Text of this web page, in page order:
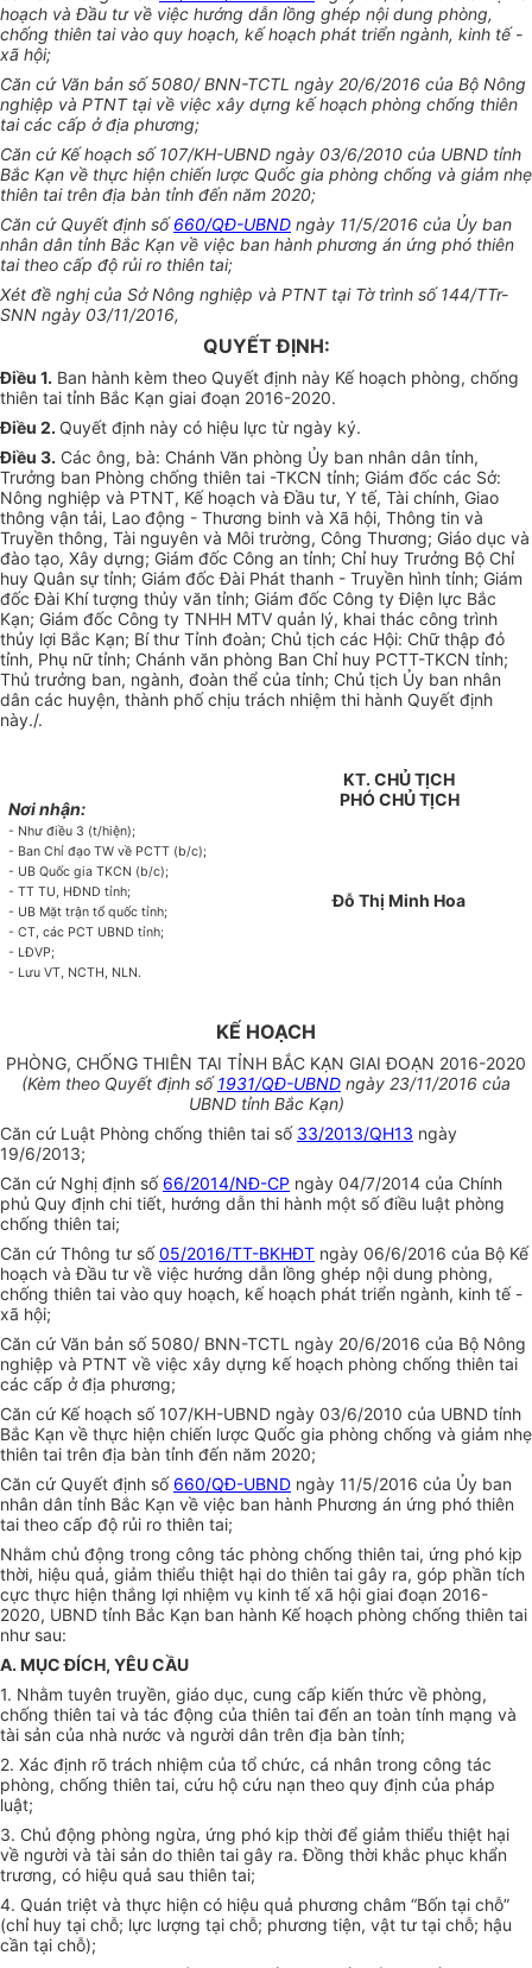
hoạch và Đầu tư về việc hướng dẫn lồng ghép nội dung phòng,
chống thiên tai vào quy hoạch, kế hoạch phát triển ngành, kinh tế -
xã hội;
Căn cứ Văn bản số 5080/ BNN-TCTL ngày 20/6/2016 của Bộ Nông
nghiệp và PTNT tại về việc xây dựng kế hoạch phòng chống thiên
tai các cấp ở địa phương;
Căn cứ Kế hoạch số 107/KH-UBND ngày 03/6/2010 của UBND tỉnh
Bắc Kạn về thực hiện chiến lược Quốc gia phòng chống và giảm nhẹ
thiên tai trên địa bàn tỉnh đến năm 2020;
Căn cứ Quyết định số660/QĐ-UBND ngày 11/5/2016 của Ủy ban
nhân dân tỉnh Bắc Kạn về việc ban hành phương án ứng phó thiên
tai theo cấp độ rủi ro thiên tai;
Xét đề nghị của Sở Nông nghiệp và PTNT tại Tờ trình số 144/TTr-
SNN ngày 03/11/2016,
QUYẾT ĐỊNH:
Điều 1. Ban hành kèm theo Quyết định này Kế hoạch phòng, chống
thiên tai tỉnh Bắc Kạn giai đoạn 2016-2020.
Điều 2. Quyết định này có hiệu lực từ ngày ký.
Điều 3. Các ông, bà: Chánh Văn phòng Ủy ban nhân dân tỉnh,
Trưởng ban Phòng chống thiên tai -TKCN tỉnh; Giám đốc các Sở:
Nông nghiệp và PTNT, Kế hoạch và Đầu tư, Y tế, Tài chính, Giao
thông vận tải, Lao động - Thương binh và Xã hội, Thông tin và
Truyền thông, Tài nguyên và Môi trường, Công Thương; Giáo dục và
đào tạo, Xây dựng; Giám đốc Công an tỉnh; Chỉ huy Trưởng Bộ Chỉ
huy Quân sự tỉnh; Giám đốc Đài Phát thanh - Truyền hình tỉnh; Giám
đốc Đài Khí tượng thủy văn tỉnh; Giám đốc Công ty Điện lực Bắc
Kạn; Giám đốc Công ty TNHH MTV quản lý, khai thác công trình
thủy lợi Bắc Kạn; Bí thư Tỉnh đoàn; Chủ tịch các Hội: Chữ thập đỏ
tỉnh, Phụ nữ tỉnh; Chánh văn phòng Ban Chỉ huy PCTT-TKCN tỉnh;
Thủ trưởng ban, ngành, đoàn thể của tỉnh; Chủ tịch Ủy ban nhân
dân các huyện, thành phố chịu trách nhiệm thi hành Quyết định
này./.
Nơi nhận:
- Như điều 3 (t/hiện);
- Ban Chỉ đạo TW về PCTT (b/c);
- UB Quốc gia TKCN (b/c);
- TT TU, HĐND tỉnh;
- UB Mặt trận tổ quốc tỉnh;
- CT, các PCT UBND tỉnh;
- LĐVP;
- Lưu VT, NCTH, NLN.
KT. CHỦ TỊCH
PHÓ CHỦ TỊCH
Đỗ Thị Minh Hoa
KẾ HOẠCH
PHÒNG, CHỐNG THIÊN TAI TỈNH BẮC KẠN GIAI ĐOẠN 2016-2020
(Kèm theo Quyết định số1931/QĐ-UBND ngày 23/11/2016 của
UBND tỉnh Bắc Kạn)
Căn cứ Luật Phòng chống thiên tai số 33/2013/QH13 ngày
19/6/2013;
Căn cứ Nghị định số 66/2014/NĐ-CP ngày 04/7/2014 của Chính
phủ Quy định chi tiết, hướng dẫn thi hành một số điều luật phòng
chống thiên tai;
Căn cứ Thông tư số05/2016/TT-BKHĐT ngày 06/6/2016 của Bộ Kế
hoạch và Đầu tư về việc hướng dẫn lồng ghép nội dung phòng,
chống thiên tai vào quy hoạch, kế hoạch phát triển ngành, kinh tế -
xã hội;
Căn cứ Văn bản số 5080/ BNN-TCTL ngày 20/6/2016 của Bộ Nông
nghiệp và PTNT về việc xây dựng kế hoạch phòng chống thiên tai
các cấp ở địa phương;
Căn cứ Kế hoạch số 107/KH-UBND ngày 03/6/2010 của UBND tỉnh
Bắc Kạn về thực hiện chiến lược Quốc gia phòng chống và giảm nhẹ
thiên tai trên địa bàn tỉnh đến năm 2020;
Căn cứ Quyết định số 660/QĐ-UBND ngày 11/5/2016 của Ủy ban
nhân dân tỉnh Bắc Kạn về việc ban hành Phương án ứng phó thiên
tai theo cấp độ rủi ro thiên tai;
Nhằm chủ động trong công tác phòng chống thiên tai, ứng phó kịp
thời, hiệu quả, giảm thiểu thiệt hại do thiên tai gây ra, góp phần tích
cực thực hiện thắng lợi nhiệm vụ kinh tế xã hội giai đoạn 2016-
2020, UBND tỉnh Bắc Kạn ban hành Kế hoạch phòng chống thiên tai
như sau:
A. MỤC ĐÍCH, YÊU CẦU
1. Nhằm tuyên truyền, giáo dục, cung cấp kiến thức về phòng,
chống thiên tai và tác động của thiên tai đến an toàn tính mạng và
tài sản của nhà nước và người dân trên địa bàn tỉnh;
2. Xác định rõ trách nhiệm của tổ chức, cá nhân trong công tác
phòng, chống thiên tai, cứu hộ cứu nạn theo quy định của pháp
luật;
3. Chủ động phòng ngừa, ứng phó kịp thời để giảm thiểu thiệt hại
về người và tài sản do thiên tai gây ra. Đồng thời khắc phục khẩn
trương, có hiệu quả sau thiên tai;
4. Quán triệt và thực hiện có hiệu quả phương châm “Bốn tại chỗ”
(chỉ huy tại chỗ; lực lượng tại chỗ; phương tiện, vật tư tại chỗ; hậu
cần tại chỗ);